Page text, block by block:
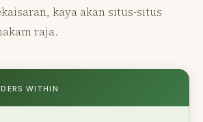
kaya akan situs-situs
raja.
WITHIN